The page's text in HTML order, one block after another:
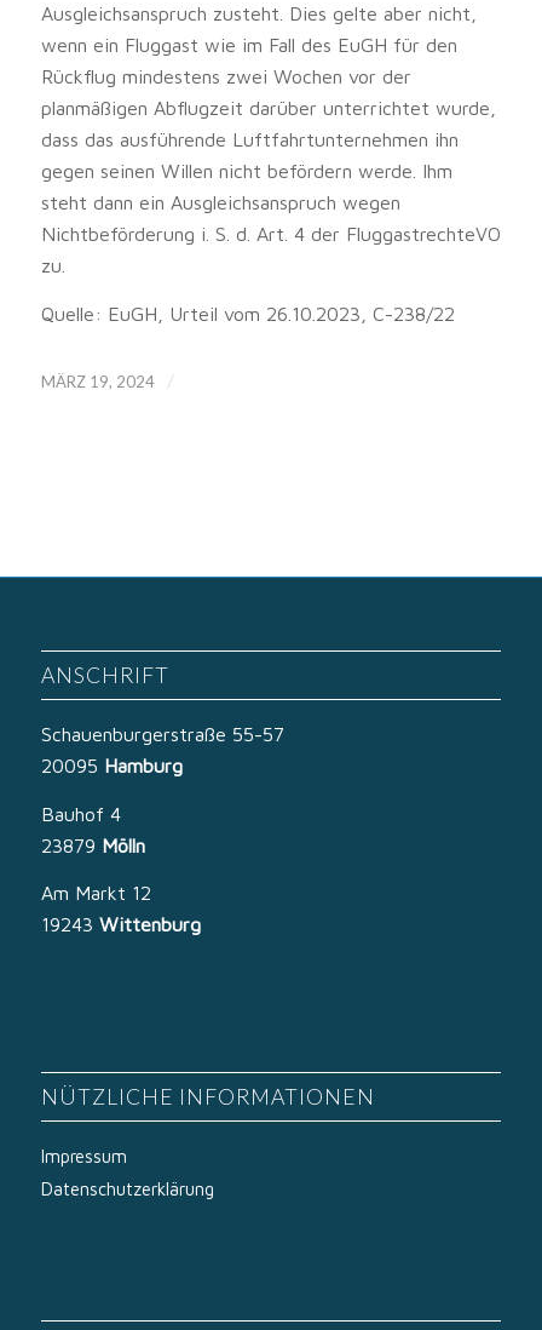
Ausgleichsanspruch zusteht. Dies gelte aber nicht,
wenn ein Fluggast wie im Fall des EuGH für den
Rückflug mindestens zwei Wochen vor der
planmäßigen Abflugzeit darüber unterrichtet wurde,
dass das ausführende Luftfahrtunternehmen ihn
gegen seinen Willen nicht befördern werde. Ihm
steht dann ein Ausgleichsanspruch wegen
Nichtbeförderung i. S. d. Art. 4 der FluggastrechteVO
zu.
Quelle: EuGH, Urteil vom 26.10.2023, C-238/22
MÄRZ 19, 2024 /
ANSCHRIFT
Schauenburgerstraße 55-57
20095 Hamburg
Bauhof 4
23879 Mölln
Am Markt 12
19243 Wittenburg
NÜTZLICHE INFORMATIONEN
Impressum
Datenschutzerklärung